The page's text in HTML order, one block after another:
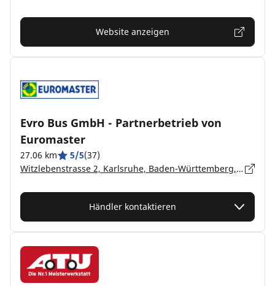
Website anzeigen
Evro Bus GmbH - Partnerbetrieb von
Euromaster
27.06 km 5/5(37)
Witzlebenstrasse 2, Karlsruhe, Baden-Württemberg, Weinheim - 69469
Händler kontaktieren